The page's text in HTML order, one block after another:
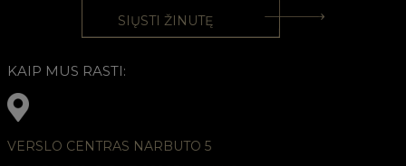
KAIP MUS RASTI:
VERSLO CENTRAS NARBUTO 5